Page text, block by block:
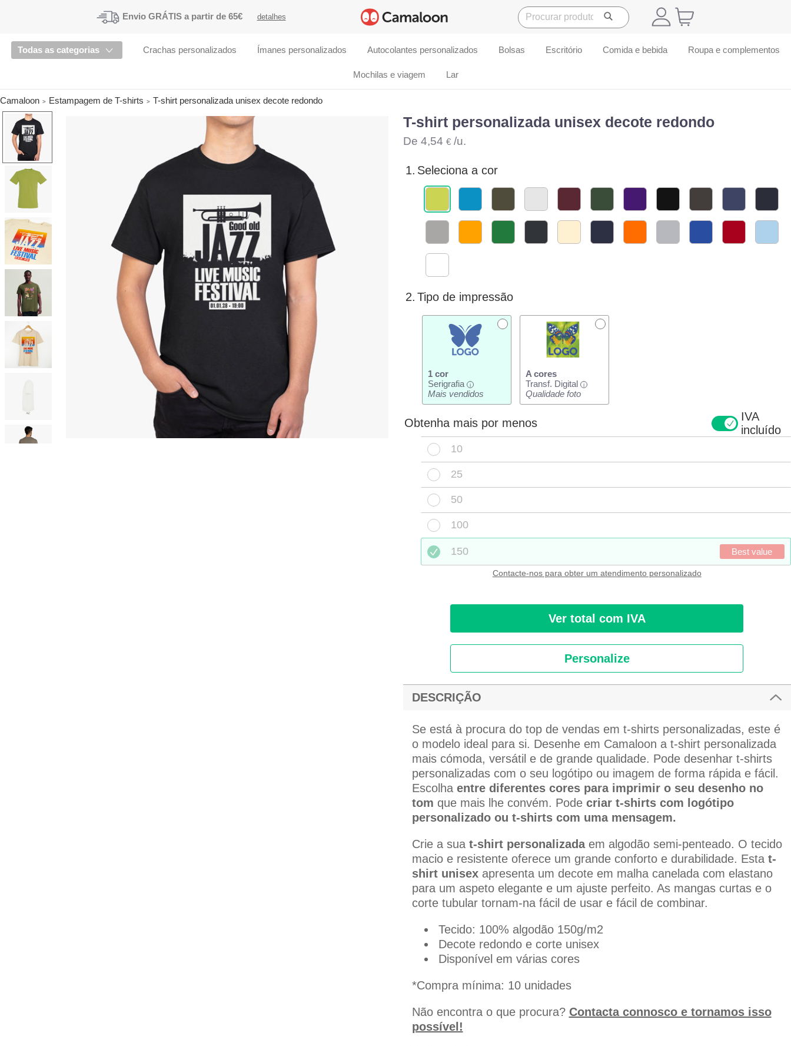
Envio GRÁTIS a partir de 65€ detalhes
Todas as categorias Crachas personalizados Ímanes personalizados Autocolantes personalizados Bolsas Escritório Comida e bebida Roupa e complementos
Mochilas e viagem Lar
Camaloon Estampagem de T-shirts T-shirt personalizada unisex decote redondo
T-shirt personalizada unisex decote redondo
De 4,54 €/u.
1. Seleciona a cor
2. Tipo de impressão
1 cor
Serigrafia
i
Mais vendidos
A cores
Transf. Digital
i
Qualidade foto
Obtenha mais por menos
IVA
incluído
10
25
50
100
150 Best value
Contacte-nos para obter um atendimento personalizado
Ver total com IVA
Personalize
DESCRIÇÃO
Se está à procura do top de vendas em t-shirts personalizadas, este é
o modelo ideal para si. Desenhe em Camaloon a t-shirt personalizada
mais cómoda, versátil e de grande qualidade. Pode desenhar t-shirts
personalizadas com o seu logótipo ou imagem de forma rápida e fácil.
Escolha entre diferentes cores para imprimir o seu desenho no
tom que mais lhe convém. Podecriar t-shirts com logótipo
personalizado ou t-shirts com uma mensagem.
Crie a suat-shirt personalizadaem algodão semi-penteado. O tecido
macio e resistente oferece um grande conforto e durabilidade. Esta t-
shirt unisex apresenta um decote em malha canelada com elastano
para um aspeto elegante e um ajuste perfeito. As mangas curtas e o
corte tubular tornam-na fácil de usar e fácil de combinar.
Tecido: 100% algodão 150g/m2
Decote redondo e corte unisex
Disponível em várias cores
*Compra mínima: 10 unidades
Não encontra o que procura? Contacta connosco e tornamos isso
possível!